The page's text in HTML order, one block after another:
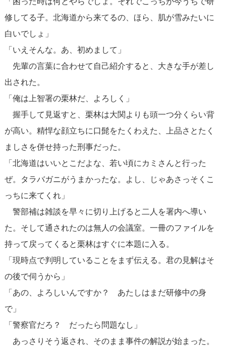
修してる子。北海道から来てるの、ほら、肌が雪みたいに
白いでしょ」
「いえそんな。あ、初めまして」
先輩の言葉に合わせて自己紹介すると、大きな手が差し
出された。
「俺は上智署の栗林だ、よろしく」
握手して見返すと、栗林は大関よりも頭一つ分くらい背
が高い。精悍な顔立ちに口髭をたくわえた、上品さとたく
ましさを併せ持った刑事だった。
「北海道はいいとこだよな、若い頃にカミさんと行った
ぜ。タラバガニがうまかったな。よし、じゃあさっそくこ
っちに来てくれ」
警部補は雑談を早々に切り上げると二人を署内へ導い
た。そして通されたのは無人の会議室。一冊のファイルを
持って戻ってくると栗林はすぐに本題に入る。
「現時点で判明していることをまず伝える。君の見解はそ
の後で伺うから」
「あの、よろしいんですか？ あたしはまだ研修中の身
で」
「警察官だろ？ だったら問題なし」
あっさりそう返され、そのまま事件の解説が始まった。